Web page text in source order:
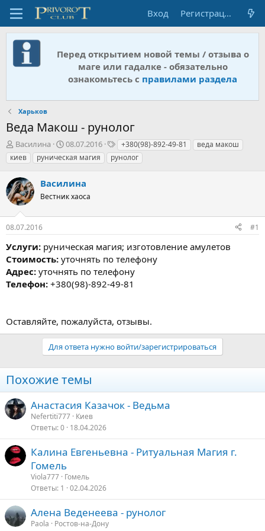
Вход Регистрация
Перед открытием новой темы / отзыва о
маге или гадалке - обязательно
ознакомьтесь с правилами раздела
Харьков
Веда Макош - рунолог
А
в
т
о
р
т
е
м
ы
Василина
Д
а
т
н
а
а
08.07.2016
Т
е
г
+380(98)-892-49-81
веда макош
киев
руническая магия рунолог
Василина
Вестник хаоса
08.07.2016 #1
Услуги: руническая магия; изготовление амулетов
Стоимость: уточнять по телефону
Адрес: уточнять по телефону
Телефон: +380(98)-892-49-81
Оставляйте, пожалуйста, отзывы.
Для ответа нужно войти/зарегистрироваться
Похожие темы
Анастасия Казачок - Ведьма
Nefertiti777 Киев
Ответы 0 18.04.2026
Калина Евгеньевна - Ритуальная Магия г.
Гомель
Viola777 Гомель
Ответы 1 02.04.2026
Алена Веденеева - рунолог
Paola
Ростов-на-Дону